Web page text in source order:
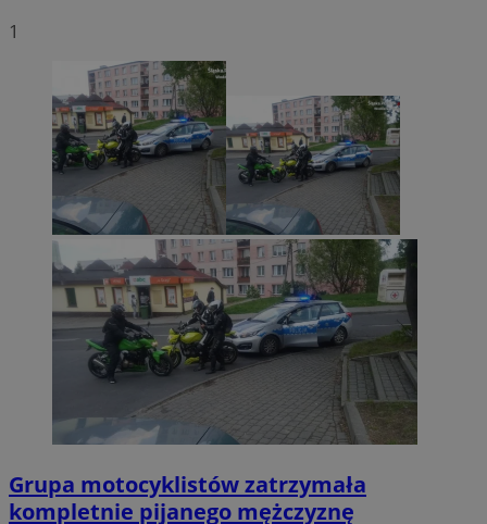
1
Grupa motocyklistów zatrzymała
kompletnie pijanego mężczyznę